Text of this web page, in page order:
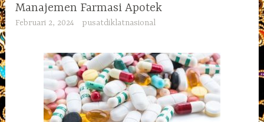
Manajemen Farmasi Apotek
Februari 2, 2024 pusatdiklatnasional